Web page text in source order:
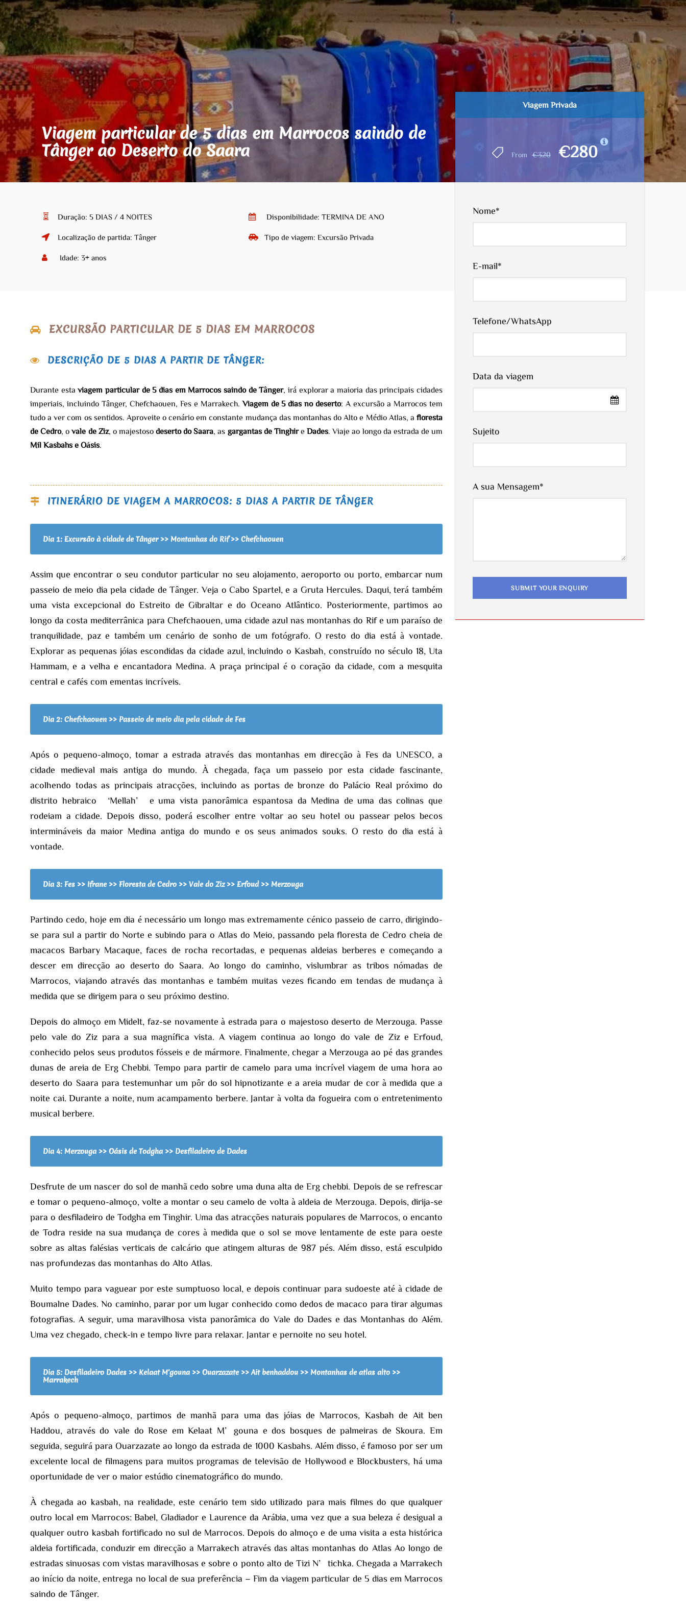
Viagem particular de 5 dias em Marrocos saindo de
Tânger ao Deserto do Saara
Viagem Privada
From €320 €280
Nome*
E-mail*
Telefone/WhatsApp
Data da viagem
Sujeito
A sua Mensagem*
Duração: 5 DIAS / 4 NOITES Disponibilidade: TERMINA DE ANO
Localização de partida: Tânger Tipo de viagem: Excursão Privada
Idade: 3+ anos
EXCURSÃO PARTICULAR DE 5 DIAS EM MARROCOS
DESCRIÇÃO DE 5 DIAS A PARTIR DE TÂNGER:
Durante estaviagem particular de 5 dias em Marrocos saindo de Tânger, irá explorar a maioria das principais cidades
imperiais, incluindo Tânger, Chefchaouen, Fes e Marrakech.Viagem de 5 dias no deserto: A excursão a Marrocos tem
tudo a ver com os sentidos. Aproveite o cenário em constante mudança das montanhas do Alto e Médio Atlas, a floresta
de Cedro, ovale de Ziz, o majestosodeserto do Saara , as gargantas de TinghireDades . Viaje ao longo da estrada de um
Mil Kasbahs e Oásis
ITINERÁRIO DE VIAGEM A MARROCOS: 5 DIAS A PARTIR DE TÂNGER
Dia 1: Excursão à cidade de Tânger >> Montanhas do Rif >> Chefchaouen
Assim que encontrar o seu condutor particular no seu alojamento, aeroporto ou porto, embarcar num
passeio de meio dia pela cidade de Tânger. Veja o Cabo Spartel, e a Gruta Hercules. Daqui, terá também
uma vista excepcional do Estreito de Gibraltar e do Oceano Atlântico. Posteriormente, partimos ao
longo da costa mediterrânica para Chefchaouen, uma cidade azul nas montanhas do Rif e um paraíso de
tranquilidade, paz e também um cenário de sonho de um fotógrafo. O resto do dia está à vontade.
Explorar as pequenas jóias escondidas da cidade azul, incluindo o Kasbah, construído no século 18, Uta
Hammam, e a velha e encantadora Medina. A praça principal é o coração da cidade, com a mesquita
central e cafés com ementas incríveis.
Dia 2: Chefchaouen >> Passeio de meio dia pela cidade de Fes
Após o pequeno-almoço, tomar a estrada através das montanhas em direcção à Fes da UNESCO, a
cidade medieval mais antiga do mundo. À chegada, faça um passeio por esta cidade fascinante,
acolhendo todas as principais atracções, incluindo as portas de bronze do Palácio Real próximo do
distrito hebraico ‘Mellah’ e uma vista panorâmica espantosa da Medina de uma das colinas que
rodeiam a cidade. Depois disso, poderá escolher entre voltar ao seu hotel ou passear pelos becos
intermináveis da maior Medina antiga do mundo e os seus animados souks. O resto do dia está à
vontade.
Dia 3: Fes >> Ifrane >> Floresta de Cedro >> Vale do Ziz >> Erfoud >> Merzouga
Partindo cedo, hoje em dia é necessário um longo mas extremamente cénico passeio de carro, dirigindo-
se para sul a partir do Norte e subindo para o Atlas do Meio, passando pela floresta de Cedro cheia de
macacos Barbary Macaque, faces de rocha recortadas, e pequenas aldeias berberes e começando a
descer em direcção ao deserto do Saara. Ao longo do caminho, vislumbrar as tribos nómadas de
Marrocos, viajando através das montanhas e também muitas vezes ficando em tendas de mudança à
medida que se dirigem para o seu próximo destino.
Depois do almoço em Midelt, faz-se novamente à estrada para o majestoso deserto de Merzouga. Passe
pelo vale do Ziz para a sua magnífica vista. A viagem continua ao longo do vale de Ziz e Erfoud,
conhecido pelos seus produtos fósseis e de mármore. Finalmente, chegar a Merzouga ao pé das grandes
dunas de areia de Erg Chebbi. Tempo para partir de camelo para uma incrível viagem de uma hora ao
deserto do Saara para testemunhar um pôr do sol hipnotizante e a areia mudar de cor à medida que a
noite cai. Durante a noite, num acampamento berbere. Jantar à volta da fogueira com o entretenimento
musical berbere.
Dia 4: Merzouga >> Oásis de Todgha >> Desfiladeiro de Dades
Desfrute de um nascer do sol de manhã cedo sobre uma duna alta de Erg chebbi. Depois de se refrescar
e tomar o pequeno-almoço, volte a montar o seu camelo de volta à aldeia de Merzouga. Depois, dirija-se
para o desfiladeiro de Todgha em Tinghir. Uma das atracções naturais populares de Marrocos, o encanto
de Todra reside na sua mudança de cores à medida que o sol se move lentamente de este para oeste
sobre as altas falésias verticais de calcário que atingem alturas de 987 pés. Além disso, está esculpido
nas profundezas das montanhas do Alto Atlas.
Muito tempo para vaguear por este sumptuoso local, e depois continuar para sudoeste até à cidade de
Boumalne Dades. No caminho, parar por um lugar conhecido como dedos de macaco para tirar algumas
fotografias. A seguir, uma maravilhosa vista panorâmica do Vale do Dades e das Montanhas do Além.
Uma vez chegado, check-in e tempo livre para relaxar. Jantar e pernoite no seu hotel.
Dia 5: Desfiladeiro Dades >> Kelaat M'gouna >> Ouarzazate >> Ait benhaddou >> Montanhas de atlas alto >>
Marrakech
Após o pequeno-almoço, partimos de manhã para uma das jóias de Marrocos, Kasbah de Ait ben
Haddou, através do vale do Rose em Kelaat M’gouna e dos bosques de palmeiras de Skoura. Em
seguida, seguirá para Ouarzazate ao longo da estrada de 1000 Kasbahs. Além disso, é famoso por ser um
excelente local de filmagens para muitos programas de televisão de Hollywood e Blockbusters, há uma
oportunidade de ver o maior estúdio cinematográfico do mundo.
À chegada ao kasbah, na realidade, este cenário tem sido utilizado para mais filmes do que qualquer
outro local em Marrocos: Babel, Gladiador e Laurence da Arábia, uma vez que a sua beleza é desigual a
qualquer outro kasbah fortificado no sul de Marrocos. Depois do almoço e de uma visita a esta histórica
aldeia fortificada, conduzir em direcção a Marrakech através das altas montanhas do Atlas Ao longo de
estradas sinuosas com vistas maravilhosas e sobre o ponto alto de Tizi N’tichka. Chegada a Marrakech
ao início da noite, entrega no local de sua preferência – Fim da viagem particular de 5 dias em Marrocos
saindo de Tânger.